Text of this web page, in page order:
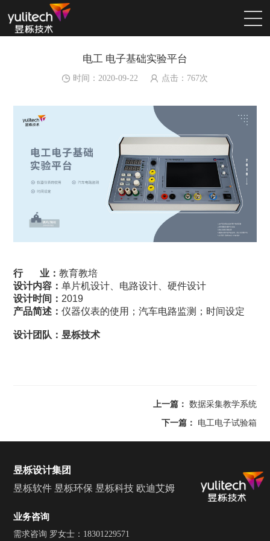
电工 电子基础实验平台
时间：2020-09-22 点击： 767次
行 业：教育教培
设计内容：单片机设计、电路设计、硬件设计
设计时间： 2019
产品简述：仪器仪表的使用；汽车电路监测；时间设定
设计团队：昱栎技术
上一篇： 数据采集教学系统
下一篇： 电工电子试验箱
昱栎设计集团
昱栎软件 昱栎环保 昱栎科技 欧迪艾姆
业务咨询
需求咨询 罗女士：18301229571